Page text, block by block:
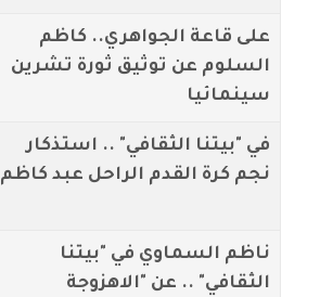
على قاعة الجواهري.. كاظم
السلوم عن توثيق ثورة تشرين
سينمائيا
في "بيتنا الثقافي" .. استذكار
نجم كرة القدم الراحل عبد كاظم
ناظم السماوي في "بيتنا
الثقافي" .. عن "الاهزوجة